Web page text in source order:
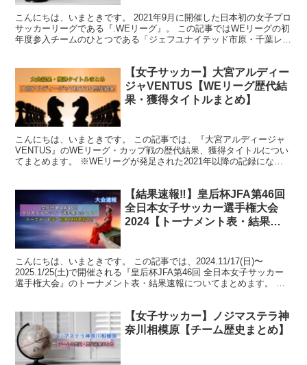
こんにちは、いまときです。 2021年9月に開催した日本初の女子プロ
サッカーリーグである『.WEリーグ』。 この記事ではWEリーグの初
年度参入チームのひとつである「ジェフユナイテッド市原・千葉レデ
【女子サッカー】大宮アルディー
ジャVENTUS【WEリーグ歴代結
果・獲得タイトルまとめ】
こんにちは、いまときです。 この記事では、『大宮アルディージャ
VENTUS』のWEリーグ・カップ戦の歴代結果、獲得タイトルについ
てまとめます。 ※WEリーグが発足された2021年以降の記録になり
【結果速報‼︎】皇后杯JFA第46回
全日本女子サッカー選手権大会
2024【トーナメント表・結果ま
こんにちは、いまときです。 この記事では、2024.11/17(日)〜
2025.1/25(土)で開催される『皇后杯JFA第46回 全日本女子サッカー
選手権大会』のトーナメント表・結果速報についてまとめます。 随
【女子サッカー】ノジマステラ神
奈川相模原【チーム歴史まとめ】